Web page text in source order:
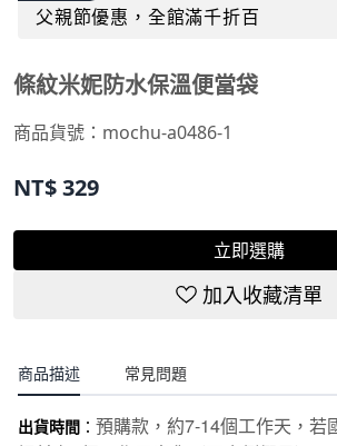
父親節優惠，全館滿千折百
條紋米妮防水保溫便當袋
商品貨號：mochu-a0486-1
NT$329
立即選購
加入收藏清單
商品描述 常見問題
出貨時間 ： 預購款，約7-14個工作天，若